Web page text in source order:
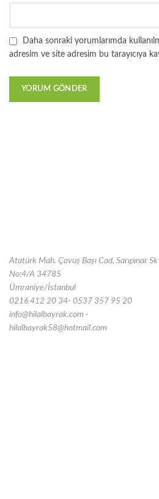
Daha sonraki yorumlarımda
adresim ve site adresim bu tarayıcıya
Atatürk Mah. Çavuş Başı Cad, Sarıpınar Sk
No:4/A 34785
Ümraniye/İstanbul
0216 412 20 34- 0537 357 95 20
info@hilalbayrak.com -
hilalbayrak58@hotmail.com